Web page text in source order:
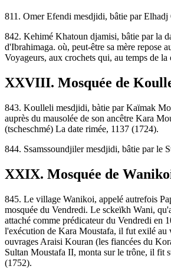
811. Omer Efendi mesdjidi, bâtie par
842. Kehimé Khatoun djamisi, bâtie par la
d'Ibrahimaga. où, peut-être sa mère repose
Voyageurs, aux crochets qui, au temps de
XXVIII. Mosquée de
843. Koulleli mesdjidi, bàtie par Kaïmak
auprès du mausolée de son ancêtre Kara
(tscheschmé) La date rimée, 1137 (1724).
844. Ssamssoundjiler mesdjidi, bâtie par le
XXIX. Mosquée de
845. Le village Wanikoi, appelé autrefois
mosquée du Vendredi. Le sckeïkh Wani,
attaché comme prédicateur du Vendredi en
l'exécution de Kara Moustafa, il fut exilé au
ouvrages Araisi Kouran (les fiancées du
Sultan Moustafa II, monta sur le trône, il fit
(1752).